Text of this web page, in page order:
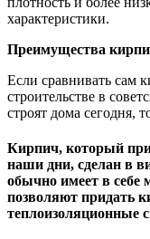
характеристики.
Преимущества
Если сравнивать сам
строительстве в
строят дома сегодня,
Кирпич, который
наши дни, сделан в
обычно имеет в себе
позволяют придать
теплоизоляционные